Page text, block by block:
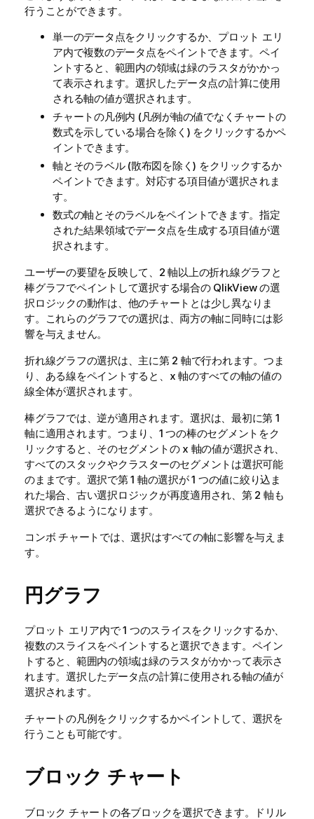
行うことができます。
単一のデータ点をクリックするか、プロット エリ
ア内で複数のデータ点をペイントできます。ペイ
ントすると、範囲内の領域は緑のラスタがかかっ
て表示されます。選択したデータ点の計算に使用
される軸の値が選択されます。
チャートの凡例内 (凡例が軸の値でなくチャートの
数式を示している場合を除く) をクリックするかペ
イントできます。
軸とそのラベル (散布図を除く) をクリックするか
ペイントできます。対応する項目値が選択されま
す。
数式の軸とそのラベルをペイントできます。指定
された結果領域でデータ点を生成する項目値が選
択されます。
ユーザーの要望を反映して、2 軸以上の折れ線グラフと
棒グラフでペイントして選択する場合の QlikView の選
択ロジックの動作は、他のチャートとは少し異なりま
す。これらのグラフでの選択は、両方の軸に同時には影
響を与えません。
折れ線グラフの選択は、主に第 2 軸で行われます。つま
り、ある線をペイントすると、x 軸のすべての軸の値の
線全体が選択されます。
棒グラフでは、逆が適用されます。選択は、最初に第 1
軸に適用されます。つまり、1 つの棒のセグメントをク
リックすると、そのセグメントの x 軸の値が選択され、
すべてのスタックやクラスターのセグメントは選択可能
のままです。選択で第 1 軸の選択が 1 つの値に絞り込ま
れた場合、古い選択ロジックが再度適用され、第 2 軸も
選択できるようになります。
コンボ チャートでは、選択はすべての軸に影響を与えま
す。
円グラフ
プロット エリア内で 1 つのスライスをクリックするか、
複数のスライスをペイントすると選択できます。ペイン
トすると、範囲内の領域は緑のラスタがかかって表示さ
れます。選択したデータ点の計算に使用される軸の値が
選択されます。
チャートの凡例をクリックするかペイントして、選択を
行うことも可能です。
ブロック チャート
ブロック チャートの各ブロックを選択できます。ドリル